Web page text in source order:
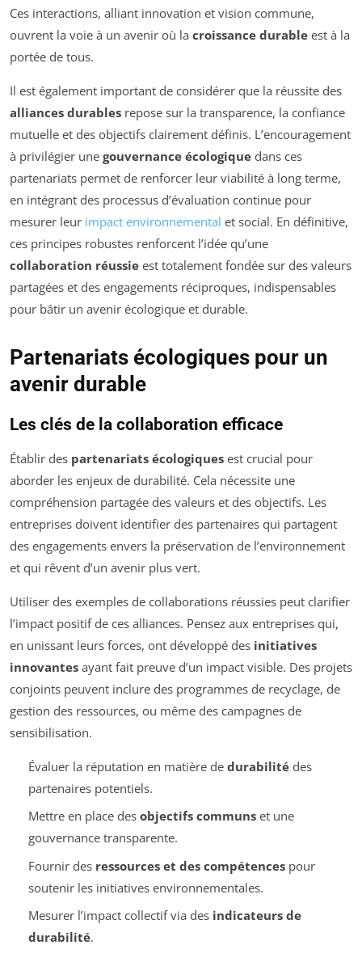
Ces interactions, alliant innovation et vision commune,
ouvrent la voie à un avenir où la croissance durable est à la
portée de tous.
Il est également important de considérer que la réussite des
alliances durables repose sur la transparence, la confiance
mutuelle et des objectifs clairement définis. L’encouragement
à privilégier une gouvernance écologique dans ces
partenariats permet de renforcer leur viabilité à long terme,
en intégrant des processus d’évaluation continue pour
mesurer leur impact environnemental et social. En définitive,
ces principes robustes renforcent l’idée qu’une
collaboration réussie est totalement fondée sur des valeurs
partagées et des engagements réciproques, indispensables
pour bâtir un avenir écologique et durable.
Partenariats écologiques pour un
avenir durable
Les clés de la collaboration efficace
Établir des partenariats écologiques est crucial pour
aborder les enjeux de durabilité. Cela nécessite une
compréhension partagée des valeurs et des objectifs. Les
entreprises doivent identifier des partenaires qui partagent
des engagements envers la préservation de l’environnement
et qui rêvent d’un avenir plus vert.
Utiliser des exemples de collaborations réussies peut clarifier
l’impact positif de ces alliances. Pensez aux entreprises qui,
en unissant leurs forces, ont développé des initiatives
innovantes ayant fait preuve d’un impact visible. Des projets
conjoints peuvent inclure des programmes de recyclage, de
gestion des ressources, ou même des campagnes de
sensibilisation.
Évaluer la réputation en matière de durabilitédes
partenaires potentiels.
Mettre en place des objectifs communset une
gouvernance transparente.
Fournir des ressources et des compétencespour
soutenir les initiatives environnementales.
Mesurer l’impact collectif via des indicateurs de
durabilité.